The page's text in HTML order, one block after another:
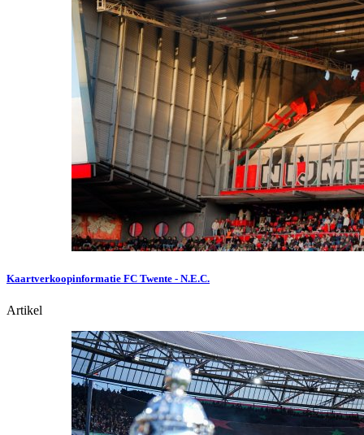
Kaartverkoopinformatie FC Twente - N.E.C.
Artikel